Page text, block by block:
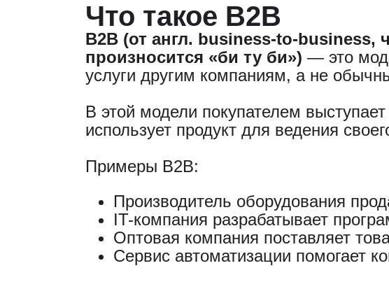
Что такое B2B
B2B (от англ. business-to-business,
произносится «би ту би») — это
услуги другим компаниям, а не
В этой модели покупателем
использует продукт для ведения
Примеры B2B:
Производитель оборудования
IT-компания разрабатывает
Оптовая компания поставляет
Сервис автоматизации помогает